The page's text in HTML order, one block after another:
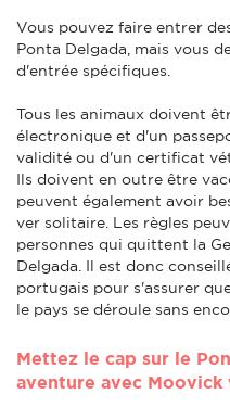
Vous pouvez faire entrer
Ponta Delgada, mais vous
d'entrée spécifiques.
Tous les animaux doivent
électronique et d'un
validité ou d'un certificat
Ils doivent en outre être
peuvent également avoir
ver solitaire. Les règles
personnes qui quittent la
Delgada. Il est donc
portugais pour s'assurer
le pays se déroule sans
Mettez le cap sur le
aventure avec Moovick